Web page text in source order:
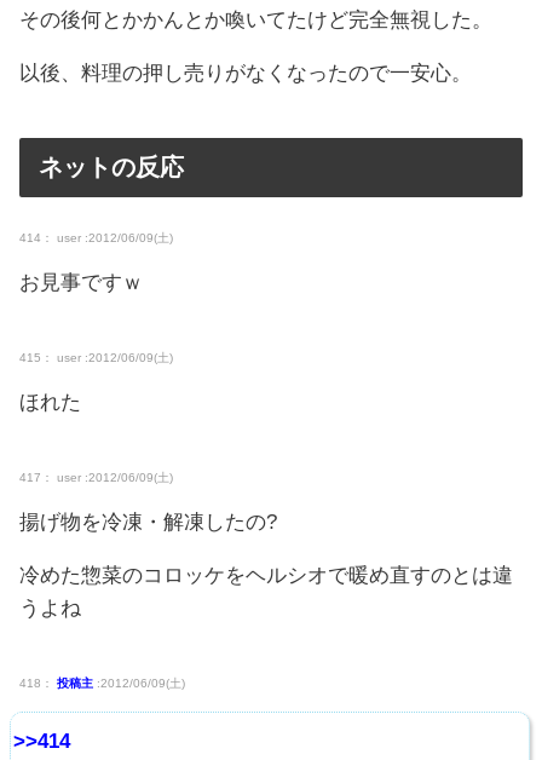
その後何とかかんとか喚いてたけど完全無視した。
以後、料理の押し売りがなくなったので一安心。
ネットの反応
414： user :2012/06/09(土)
お見事ですｗ
415： user :2012/06/09(土)
ほれた
417： user :2012/06/09(土)
揚げ物を冷凍・解凍したの?
冷めた惣菜のコロッケをヘルシオで暖め直すのとは違
うよね
418： 投稿主 :2012/06/09(土)
>>414